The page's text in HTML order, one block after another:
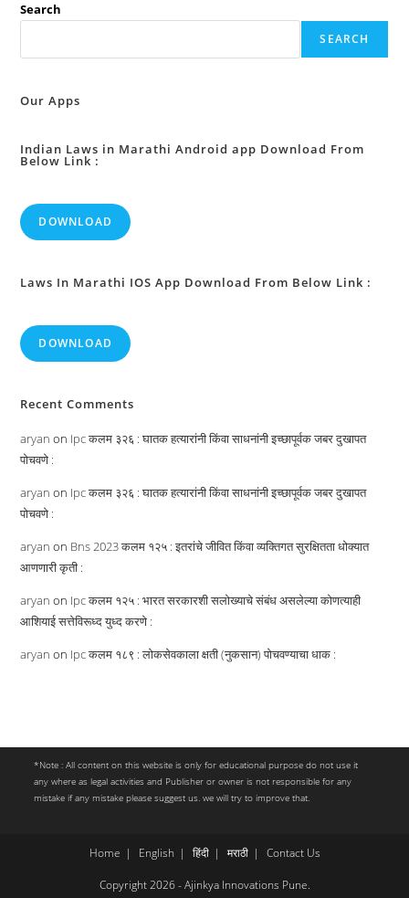
ठरणे
टिकून
यासाठी
Search
SEARCH
Our Apps
Indian Laws in Marathi Android app Download From
Below Link :
DOWNLOAD
Laws In Marathi IOS App Download From Below Link :
DOWNLOAD
Recent Comments
aryan on Ipc कलम ३२६ : घातक हत्यारांनी किंवा साधनांनी इच्छापूर्वक जबर दुखापत
पोचवणे :
aryan on Ipc कलम ३२६ : घातक हत्यारांनी किंवा साधनांनी इच्छापूर्वक जबर दुखापत
पोचवणे :
aryan on Bns 2023 कलम १२५ : इतरांचे जीवित किंवा व्यक्तिगत सुरक्षितता धोक्यात
आणणारी कृती :
aryan on Ipc कलम १२५ : भारत सरकारशी सलोख्याचे संबंध असलेल्या कोणत्याही
आशियाई सत्तेविरूध्द युध्द करणे :
aryan on Ipc कलम १८९ : लोकसेवकाला क्षती (नुकसान) पोचवण्याचा धाक :
*Note : All content on this website is only for educational purpose do not use it
any where as legal activities and Publisher or owner is not responsible for any
mistake if any mistake please suggest us. we will try to improve that.
Home English हिंदी मराठी Contact Us
Copyright 2026 - Ajinkya Innovations Pune.